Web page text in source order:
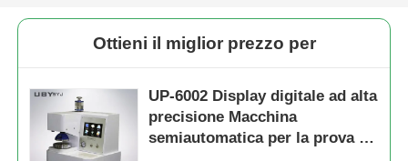
Ottieni il miglior prezzo per
UP-6002 Display digitale ad alta
precisione Macchina
semiautomatica per la prova di